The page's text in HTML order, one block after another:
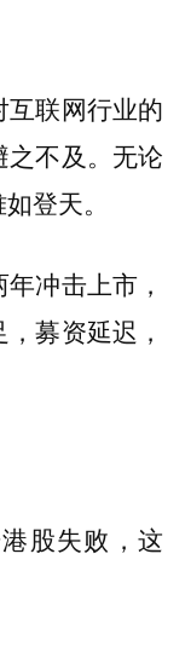
联网行业的
不及。无论
登天。
冲击上市，
募资延迟，
股失败，这